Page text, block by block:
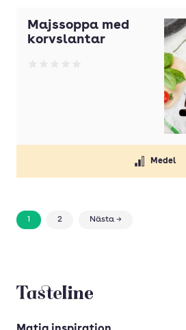
Majssoppa med
korvslantar
Medel
1 2 Nästa →
Tasteline startsida